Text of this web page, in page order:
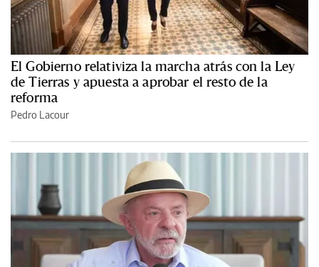
El Gobierno relativiza la marcha atrás con la Ley
de Tierras y apuesta a aprobar el resto de la
reforma
Pedro Lacour